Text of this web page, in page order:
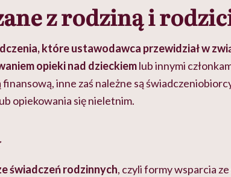
ekspercki
z rodziną i
które ustawodawca przewidział w
opieki nad dzieckiemlub innymi
finansową, inne zaś należne są
opiekowania się nieletnim.
świadczeń rodzinnych, czyli formy wsparcia